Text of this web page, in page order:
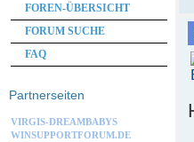
FOREN-ÜBERSICHT
FORUM SUCHE
FAQ
Partnerseiten
VIRGIS-DREAMBABYS
WINSUPPORTFORUM.DE